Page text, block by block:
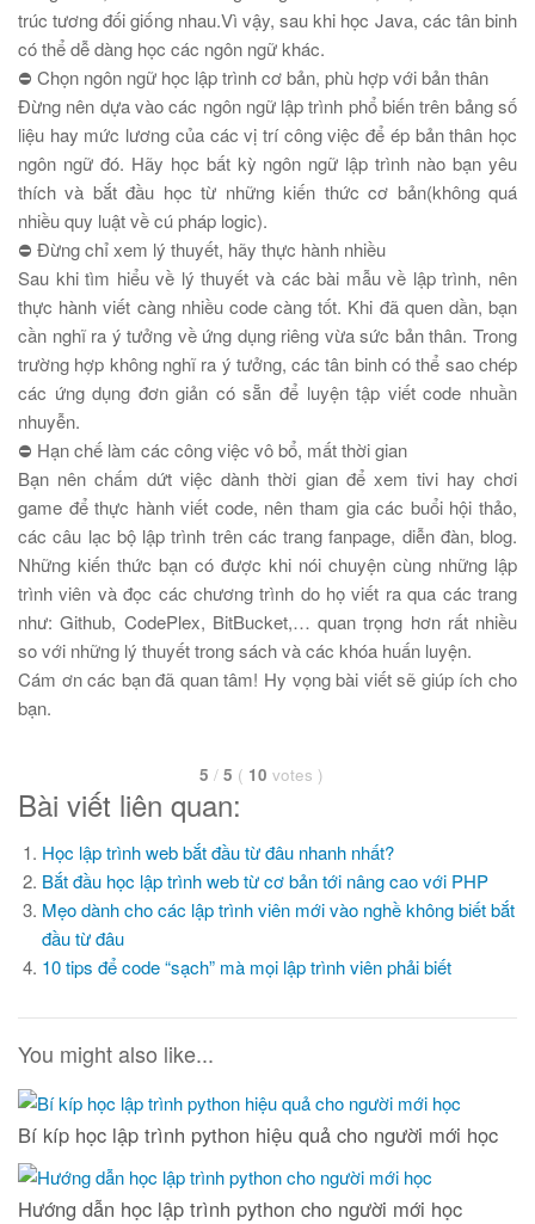
trúc tương đối giống nhau.Vì vậy, sau khi học Java, các tân binh
có thể dễ dàng học các ngôn ngữ khác.
⛔ Chọn ngôn ngữ học lập trình cơ bản, phù hợp với bản thân
Đừng nên dựa vào các ngôn ngữ lập trình phổ biến trên bảng số
liệu hay mức lương của các vị trí công việc để ép bản thân học
ngôn ngữ đó. Hãy học bất kỳ ngôn ngữ lập trình nào bạn yêu
thích và bắt đầu học từ những kiến thức cơ bản(không quá
nhiều quy luật về cú pháp logic).
⛔ Đừng chỉ xem lý thuyết, hãy thực hành nhiều
Sau khi tìm hiểu về lý thuyết và các bài mẫu về lập trình, nên
thực hành viết càng nhiều code càng tốt. Khi đã quen dần, bạn
cần nghĩ ra ý tưởng về ứng dụng riêng vừa sức bản thân. Trong
trường hợp không nghĩ ra ý tưởng, các tân binh có thể sao chép
các ứng dụng đơn giản có sẵn để luyện tập viết code nhuần
nhuyễn.
⛔ Hạn chế làm các công việc vô bổ, mất thời gian
Bạn nên chấm dứt việc dành thời gian để xem tivi hay chơi
game để thực hành viết code, nên tham gia các buổi hội thảo,
các câu lạc bộ lập trình trên các trang fanpage, diễn đàn, blog.
Những kiến thức bạn có được khi nói chuyện cùng những lập
trình viên và đọc các chương trình do họ viết ra qua các trang
như: Github, CodePlex, BitBucket,… quan trọng hơn rất nhiều
so với những lý thuyết trong sách và các khóa huấn luyện.
Cám ơn các bạn đã quan tâm! Hy vọng bài viết sẽ giúp ích cho
bạn.
5 / 5 ( 10 votes )
Bài viết liên quan:
Học lập trình web bắt đầu từ đâu nhanh nhất?
Bắt đầu học lập trình web từ cơ bản tới nâng cao với PHP
Mẹo dành cho các lập trình viên mới vào nghề không biết bắt
đầu từ đâu
10 tips để code “sạch” mà mọi lập trình viên phải biết
You might also like...
Bí kíp học lập trình python hiệu quả cho người mới học
Hướng dẫn học lập trình python cho người mới học